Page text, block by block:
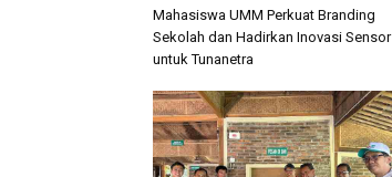
Mahasiswa UMM Perkuat Branding
Sekolah dan Hadirkan Inovasi Sensor
untuk Tunanetra